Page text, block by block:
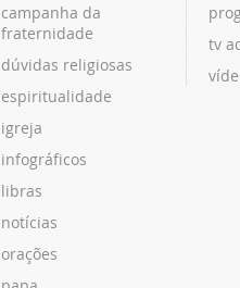
campanha da
fraternidade
dúvidas religiosas
espiritualidade
igreja
infográficos
libras
notícias
orações
tv